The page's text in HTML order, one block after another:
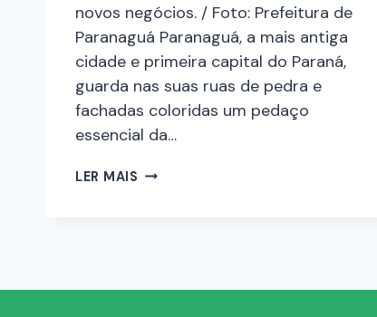
novos negócios. / Foto: Prefeitura de
Paranaguá Paranaguá, a mais antiga
cidade e primeira capital do Paraná,
guarda nas suas ruas de pedra e
fachadas coloridas um pedaço
essencial da…
LER MAIS